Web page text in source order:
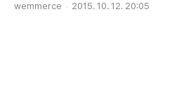
wemmerce 2015. 10. 12. 20:05